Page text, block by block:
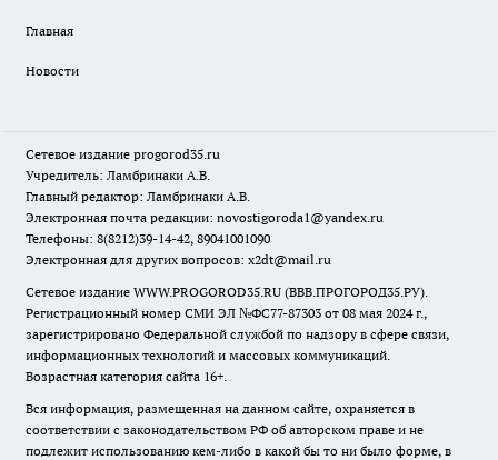
Главная
Новости
Сетевое издание progorod35.ru
Учредитель: Ламбринаки А.В.
Главный редактор: Ламбринаки А.В.
Электронная почта редакции: novostigoroda1@yandex.ru
Телефоны: 8(8212)39-14-42, 89041001090
Электронная для других вопросов: x2dt@mail.ru
Сетевое издание WWW.PROGOROD35.RU (ВВВ.ПРОГОРОД35.РУ).
Регистрационный номер СМИ ЭЛ №ФС77-87303 от 08 мая 2024 г.,
зарегистрировано Федеральной службой по надзору в сфере связи,
информационных технологий и массовых коммуникаций.
Возрастная категория сайта 16+.
Вся информация, размещенная на данном сайте, охраняется в
соответствии с законодательством РФ об авторском праве и не
подлежит использованию кем-либо в какой бы то ни было форме, в